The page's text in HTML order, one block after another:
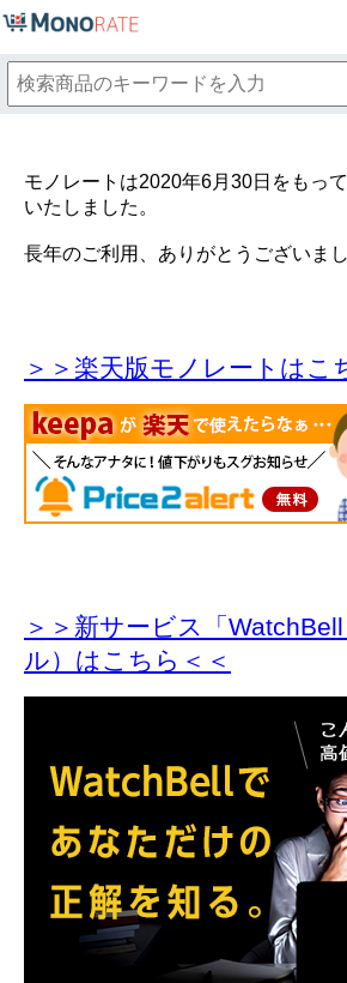
モノレートは2020年6月30日をもっ
いたしました。
長年のご利用、ありがとうございまし
＞＞楽天版モノレートはこ
＞＞新サービス「
ル）はこちら＜＜